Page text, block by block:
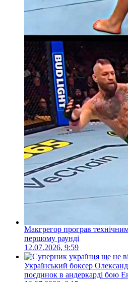
Макгрегор програв
першому раунді
12.07.2026, 9:59
Український боксер
поєдинок в андеркарді бою